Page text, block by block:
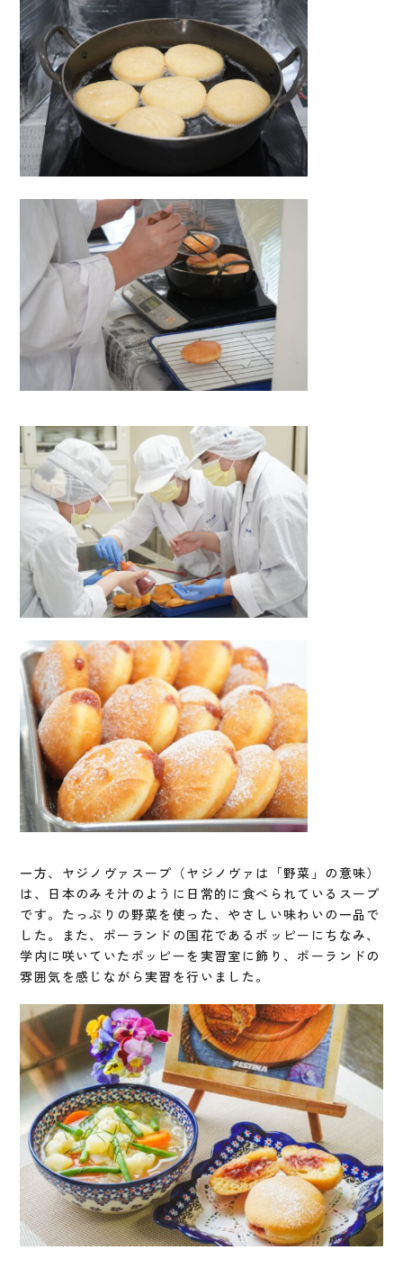
一方、ヤジノヴァスープ（ヤジノヴァは「野菜」の意味）
は、日本のみそ汁のように日常的に食べられているスープ
です。たっぷりの野菜を使った、やさしい味わいの一品で
した。また、ポーランドの国花であるポッピーにちなみ、
学内に咲いていたポッピーを実習室に飾り、ポーランドの
雰囲気を感じながら実習を行いました。